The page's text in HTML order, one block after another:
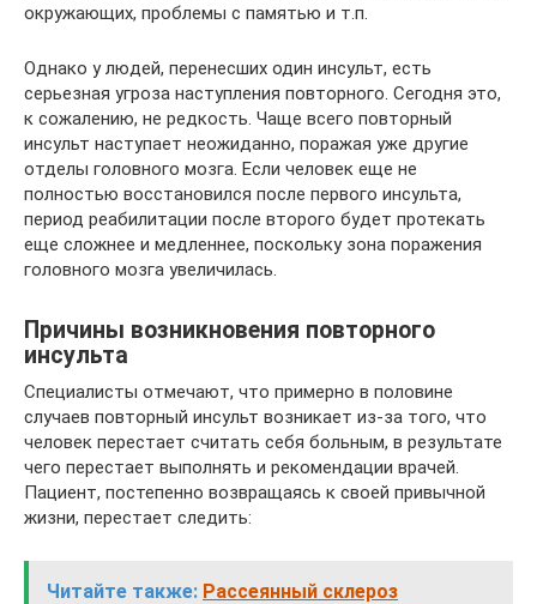
окружающих, проблемы с памятью и т.п.
Однако у людей, перенесших один инсульт, есть
серьезная угроза наступления повторного. Сегодня это,
к сожалению, не редкость. Чаще всего повторный
инсульт наступает неожиданно, поражая уже другие
отделы головного мозга. Если человек еще не
полностью восстановился после первого инсульта,
период реабилитации после второго будет протекать
еще сложнее и медленнее, поскольку зона поражения
головного мозга увеличилась.
Причины возникновения повторного
инсульта
Специалисты отмечают, что примерно в половине
случаев повторный инсульт возникает из-за того, что
человек перестает считать себя больным, в результате
чего перестает выполнять и рекомендации врачей.
Пациент, постепенно возвращаясь к своей привычной
жизни, перестает следить:
Читайте также: Рассеянный склероз